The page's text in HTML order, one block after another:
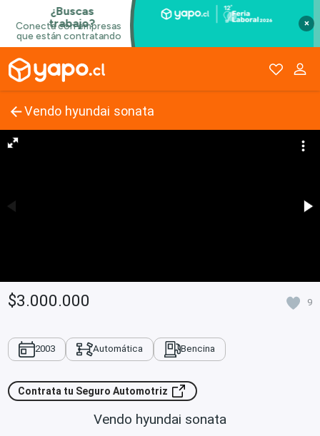
×
Vendo hyundai sonata
$3.000.000 9
2003 Automática Bencina
Contrata tu Seguro Automotriz
Vendo hyundai sonata